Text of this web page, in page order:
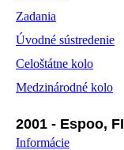
Zadania
Úvodné sústredenie
Celoštátne kolo
Medzinárodné kolo
2001 - Espoo, FI
Informácie